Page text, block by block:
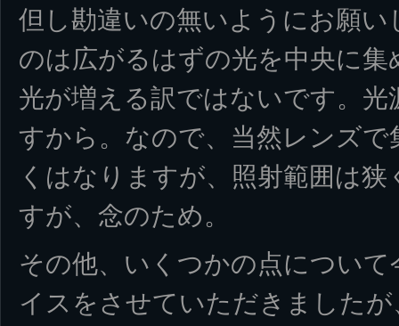
但し勘違いの無いようにお願
のは広がるはずの光を中央に
光が増える訳ではないです。
すから。なので、当然レンズ
くはなりますが、照射範囲は
すが、念のため。
その他、いくつかの点につい
イスをさせていただきました